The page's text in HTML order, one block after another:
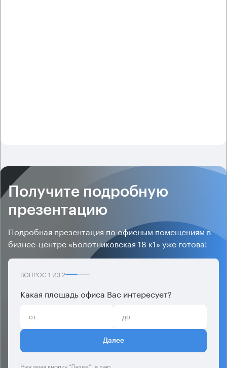
Получите подробную
презентацию
Подробная презентация по офисным помещениям в
бизнес-центре «Болотниковская 18 к1» уже готова!
ВОПРОС 1 ИЗ2
Какая площадь офиса Вас интересует?
Далее
Нажимая кнопку “Далее”, я даю